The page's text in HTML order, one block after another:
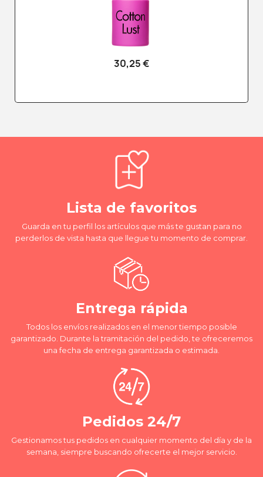
30,25 €
Lista de favoritos
Guarda en tu perfil los artículos que más te gustan para no
perderlos de vista hasta que llegue tu momento de comprar.
Entrega rápida
Todos los envíos realizados en el menor tiempo posible
garantizado. Durante la tramitación del pedido, te ofreceremos
una fecha de entrega garantizada o estimada.
Pedidos 24/7
Gestionamos tus pedidos en cualquier momento del día y de la
semana, siempre buscando ofrecerte el mejor servicio.